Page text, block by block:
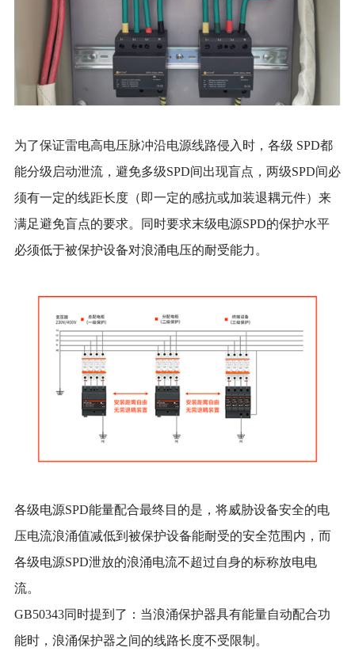
为了保证雷电高电压脉冲沿电源线路侵入时，各级 SPD都
能分级启动泄流，避免多级SPD间出现盲点，两级SPD间必
须有一定的线距长度（即一定的感抗或加装退耦元件）来
满足避免盲点的要求。同时要求末级电源SPD的保护水平
必须低于被保护设备对浪涌电压的耐受能力。
各级电源SPD能量配合最终目的是，将威胁设备安全的电
压电流浪涌值减低到被保护设备能耐受的安全范围内，而
各级电源SPD泄放的浪涌电流不超过自身的标称放电电
流。
GB50343同时提到了：当浪涌保护器具有能量自动配合功
能时，浪涌保护器之间的线路长度不受限制。